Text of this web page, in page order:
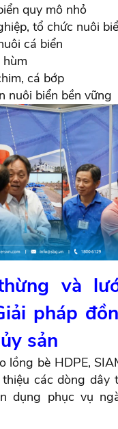
quy mô nhỏ
tổ chức nuôi
cá biển
cá bớp
nuôi biển bền vững
và
pháp
sản
lồng bè HDPE,
các dòng dây
dụng phục vụ